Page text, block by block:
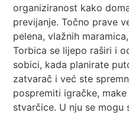
organiziranost kako
previjanje. Točno prave
pelena, vlažnih
Torbica se lijepo raširi i
sobici, kada planirate
zatvarač i već ste
pospremiti igračke,
stvarčice. U nju se mogu